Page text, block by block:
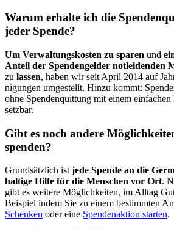
Warum erhalte ich die
jeder Spende?
Um Verwaltungs­kosten zu sparen und
Anteil der Spenden­gelder not­leidenden
zu lassen, haben wir seit April 2014 auf
nigung­en um­ge­stellt. Hin­zu kommt:
ohne Spenden­quittung mit einem
setzbar.
Gibt es noch andere
spenden?
Grundsätzlich ist jede Spende an die
haltige Hilfe für die Menschen vor Ort.
gibt es weitere Möglichkeiten, im All­tag
Beispiel indem Sie zu einem bestimmten
Schenken oder eine Spendenaktion starten.